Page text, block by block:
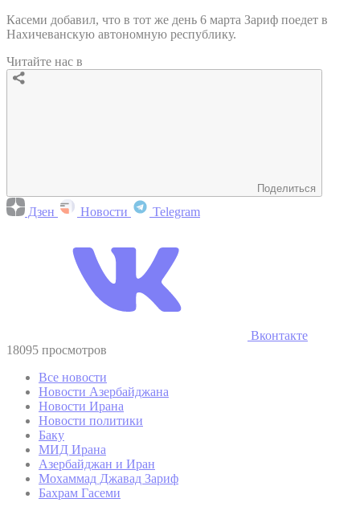
Касеми добавил, что в тот же день 6 марта Зариф поедет в
Нахичеванскую автономную республику.
Читайте нас в
Поделиться
Дзен Новости Telegram
Вконтакте
18095 просмотров
Все новости
Новости Азербайджана
Новости Ирана
Новости политики
Баку
МИД Ирана
Азербайджан и Иран
Мохаммад Джавад Зариф
Бахрам Гасеми